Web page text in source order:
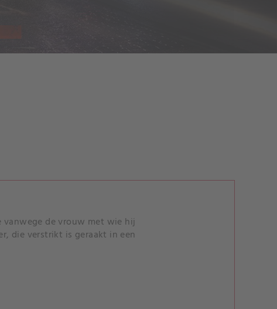
vanwege de vrouw met wie hij
die verstrikt is geraakt in een